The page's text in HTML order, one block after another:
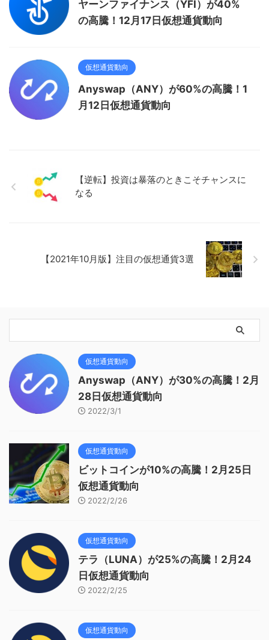
ヤーンファイナンス（YFI）が40%
の高騰！12月17日仮想通貨動向
仮想通貨動向
Anyswap（ANY）が60%の高騰！1
月12日仮想通貨動向
【逆転】投資は暴落のときこそチャンスに
なる
【2021年10月版】注目の仮想通貨3選
仮想通貨動向
Anyswap（ANY）が30%の高騰！2月
28日仮想通貨動向
2022/3/1
仮想通貨動向
ビットコインが10%の高騰！2月25日
仮想通貨動向
2022/2/26
仮想通貨動向
テラ（LUNA）が25%の高騰！2月24
日仮想通貨動向
2022/2/25
仮想通貨動向